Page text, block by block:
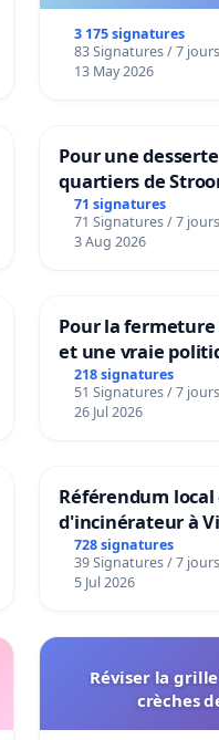
3 175 signatures
83 Signatures / 7 jours
13 May 2026
Pour une
quartiers de
Beauval - Voor
bediening van de
Strombeek en Het
71 signatures
71 Signatures / 7 jours
3 Aug 2026
Pour la fermeture
et une vraie
la dépendance
218 signatures
51 Signatures / 7 jours
26 Jul 2026
Référendum
d'incinérateur à
728 signatures
39 Signatures / 7 jours
5 Jul 2026
Réviser la
crèches